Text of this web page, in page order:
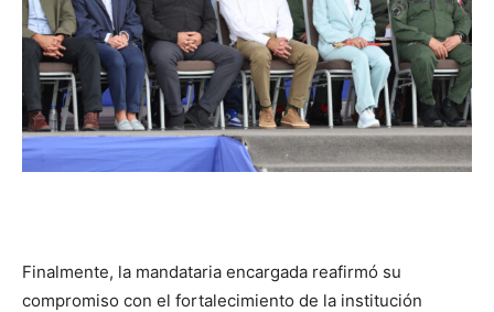
Finalmente, la mandataria encargada reafirmó su
compromiso con el fortalecimiento de la institución